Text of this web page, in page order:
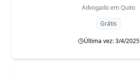
Advogado emQuito
Grátis
Última vez: 3/4/2025